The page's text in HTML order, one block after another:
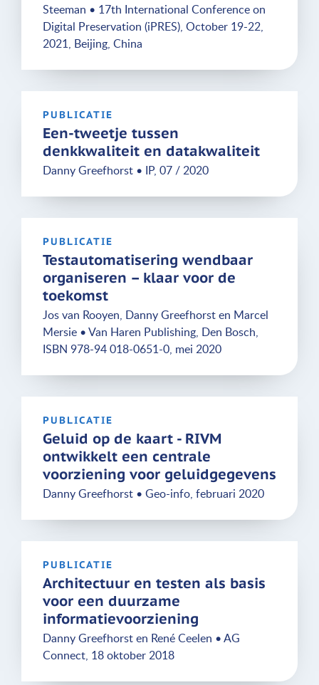
Steeman • 17th International Conference on
Digital Preservation (iPRES), October 19-22,
2021, Beijing, China
PUBLICATIE
Een-tweetje tussen
denkkwaliteit en datakwaliteit
Danny Greefhorst • IP, 07 / 2020
PUBLICATIE
Testautomatisering wendbaar
organiseren – klaar voor de
toekomst
Jos van Rooyen, Danny Greefhorst en Marcel
Mersie • Van Haren Publishing, Den Bosch,
ISBN 978-94 018-0651-0, mei 2020
PUBLICATIE
Geluid op de kaart - RIVM
ontwikkelt een centrale
voorziening voor geluidgegevens
Danny Greefhorst • Geo-info, februari 2020
PUBLICATIE
Architectuur en testen als basis
voor een duurzame
informatievoorziening
Danny Greefhorst en René Ceelen • AG
Connect, 18 oktober 2018